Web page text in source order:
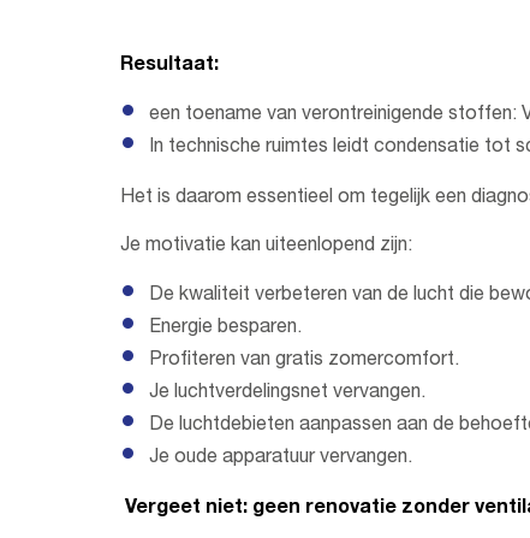
Resultaat:
een toename van verontreinigende stoffen:
In technische ruimtes leidt condensatie tot
Het is daarom essentieel om tegelijk een
Je motivatie kan uiteenlopend zijn:
De kwaliteit verbeteren van de lucht die
Energie besparen.
Profiteren van gratis zomercomfort.
Je luchtverdelingsnet vervangen.
De luchtdebieten aanpassen aan de
Je oude apparatuur vervangen.
Vergeet niet: geen renovatie zonder